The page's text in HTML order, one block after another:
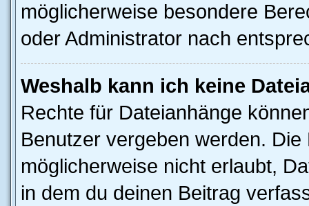
möglicherweise besondere
oder Administrator nach
Weshalb kann ich keine
Rechte für Dateianhänge
Benutzer vergeben werden.
möglicherweise nicht erlaubt,
in dem du deinen Beitrag